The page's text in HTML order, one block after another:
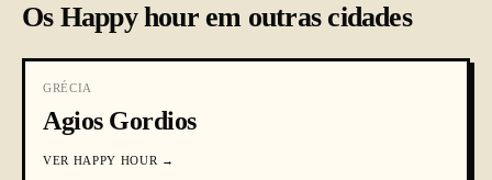
Os Happy hour em outras cidades
GRÉCIA
Agios Gordios
VER HAPPY HOUR →